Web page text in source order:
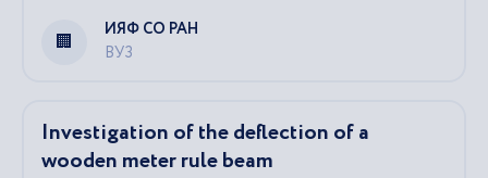
ВУЗ
ИЯФ СО РАН
Investigation of the deflection of a
wooden meter rule beam